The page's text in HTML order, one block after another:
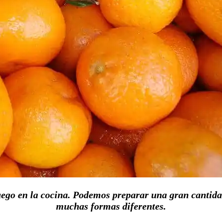
en la cocina. Podemos preparar una gran
muchas formas diferentes.